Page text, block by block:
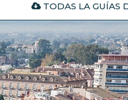
TODAS LA GUÍAS